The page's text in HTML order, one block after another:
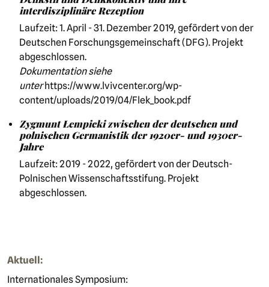
interdisziplinäre Rezeption
Laufzeit: 1. April - 31. Dezember 2019, gefördert von der
Deutschen Forschungsgemeinschaft (DFG). Projekt
abgeschlossen.
Dokumentation siehe
unterhttps://www.lvivcenter.org/wp-
content/uploads/2019/04/Flek_book.pdf
Zygmunt Łempicki zwischen der deutschen und
polnischen Germanistik der 1920er- und 1930er-
Jahre
Laufzeit: 2019 - 2022, gefördert von der Deutsch-
Polnischen Wissenschaftsstifung. Projekt
abgeschlossen.
Aktuell:
Internationales Symposium: